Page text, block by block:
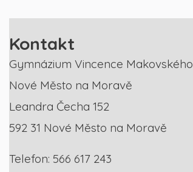
Kontakt
Gymnázium Vincence Makovského
Nové Město na Moravě
Leandra Čecha 152
592 31 Nové Město na Moravě
Telefon: 566 617 243